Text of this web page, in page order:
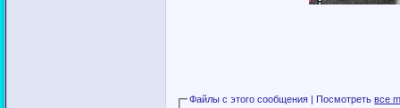
Файлы с этого сообщения | Посмотретьвсе